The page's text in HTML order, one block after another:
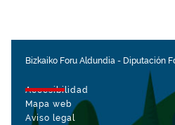
Bizkaiko Foru Aldundia - Diputación
Accesibilidad
Mapa web
Aviso legal